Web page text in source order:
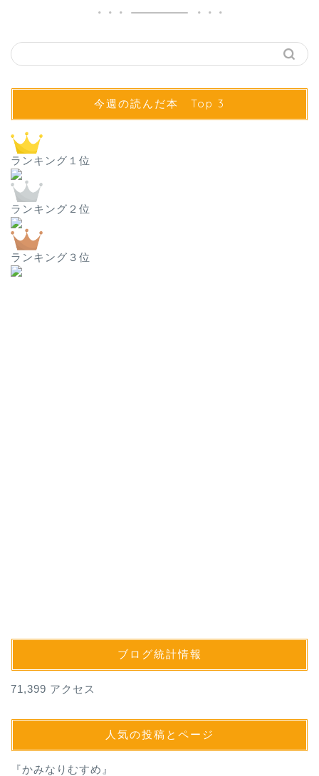
今週の読んだ本 Top 3
ランキング１位
ランキング２位
ランキング３位
ブログ統計情報
71,399 アクセス
人気の投稿とページ
『かみなりむすめ』